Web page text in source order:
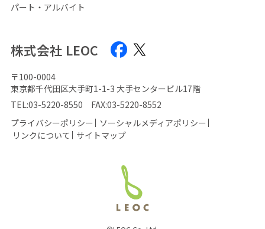
パート・アルバイト
株式会社 LEOC
〒100-0004
東京都千代田区大手町1-1-3 大手センタービル17階
TEL:03-5220-8550 FAX:03-5220-8552
プライバシーポリシー
ソーシャルメディアポリシー
リンクについて
サイトマップ